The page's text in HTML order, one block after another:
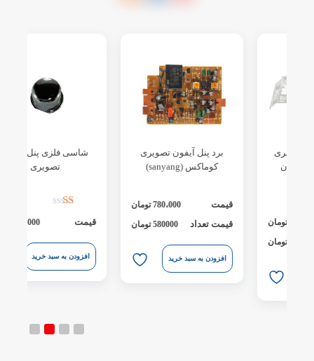
برد پنل آیفون تصویری
780،000 تومان
قیمت تعداد 580000 تومان
افزودن به سبد خرید
شاسی فلزی پنل آیفون
قیمت 64،000 تومان
افزودن به سبد خرید